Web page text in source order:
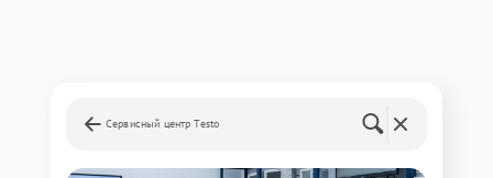
Сервисный центр Testo